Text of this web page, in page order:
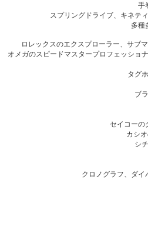
手
スプリングドライブ、キネテ
多種
ロレックスのエクスプローラー、サブ
オメガのスピードマスタープロフェッショ
タグ
ブ
セイコーの
カシ
シ
クロノグラフ、ダ